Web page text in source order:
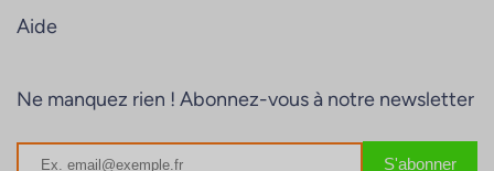
Aide
Ne manquez rien ! Abonnez-vous à notre newsletter